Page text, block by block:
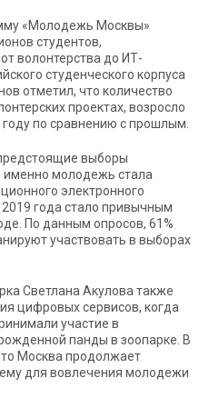
«Молодежь Москвы»
студентов,
волонтерства до ИТ-
студенческого корпуса
отметил, что количество
проектах, возросло
по сравнению с прошлым.
выборы
именно молодежь стала
электронного
года стало привычным
По данным опросов, 61%
участвовать в выборах
Светлана Акулова также
цифровых сервисов, когда
участие в
панды в зоопарке. В
Москва продолжает
для вовлечения молодежи